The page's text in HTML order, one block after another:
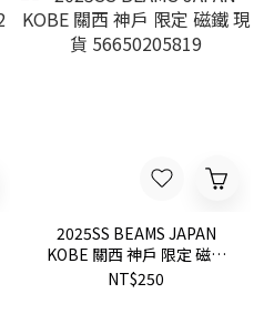
2025SS BEAMS JAPAN
KOBE 關西 神戶 限定 磁鐵
現貨 56650205819
NT$250